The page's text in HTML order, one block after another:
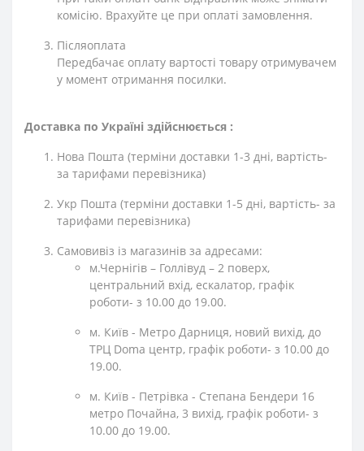
комісію. Врахуйте це при оплаті замовлення.
Післяоплата
Передбачає оплату вартості товару отримувачем
у момент отримання посилки.
Доставка по Україні здійснюється :
Нова Пошта (терміни доставки 1-3 дні, вартість-
за тарифами перевізника)
Укр Пошта (терміни доставки 1-5 дні, вартість- за
тарифами перевізника)
Самовивіз із магазинів за адресами:
м.Чернігів – Голлівуд – 2 поверх,
центральний вхід, ескалатор, графік
роботи- з 10.00 до 19.00.
м. Київ - Метро Дарниця, новий вихід, до
ТРЦ Doma центр, графік роботи- з 10.00 до
19.00.
м. Київ - Петрівка - Степана Бендери 16
метро Почайна, 3 вихід, графік роботи- з
10.00 до 19.00.